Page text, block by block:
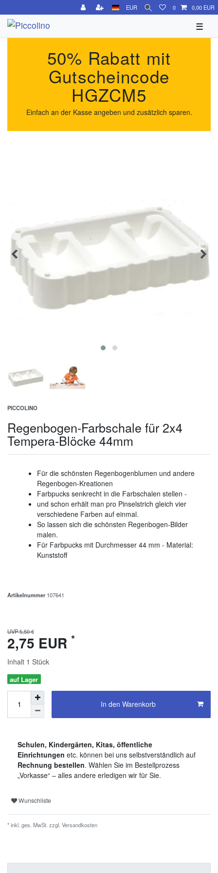
EUR 0 0,00 EUR
☰
50% Rabatt mit
Gutscheincode
HGZCM5
Einfach an der Kasse angeben und zusätzlich sparen.
PICCOLINO
Regenbogen-Farbschale für 2x4
Tempera-Blöcke 44mm
Für die schönsten Regenbogenblumen und andere
Regenbogen-Kreationen
Farbpucks senkrecht in die Farbschalen stellen -
und schon erhält man pro Pinselstrich gleich vier
verschiedene Farben auf einmal.
So lassen sich die schönsten Regenbogen-Bilder
malen.
Für Farbpucks mit Durchmesser 44 mm - Material:
Kunststoff
Artikelnummer 107641
UVP 5,50 €
2,75 EUR *
Inhalt 1 Stück
auf Lager
In den Warenkorb
Schulen, Kindergärten, Kitas, öffentliche
Einrichtungen etc. können bei uns selbstverständlich auf
Rechnung bestellen. Wählen Sie im Bestellprozess
„Vorkasse“ – alles andere erledigen wir für Sie.
Wunschliste
* inkl. ges. MwSt. zzgl. Versandkosten